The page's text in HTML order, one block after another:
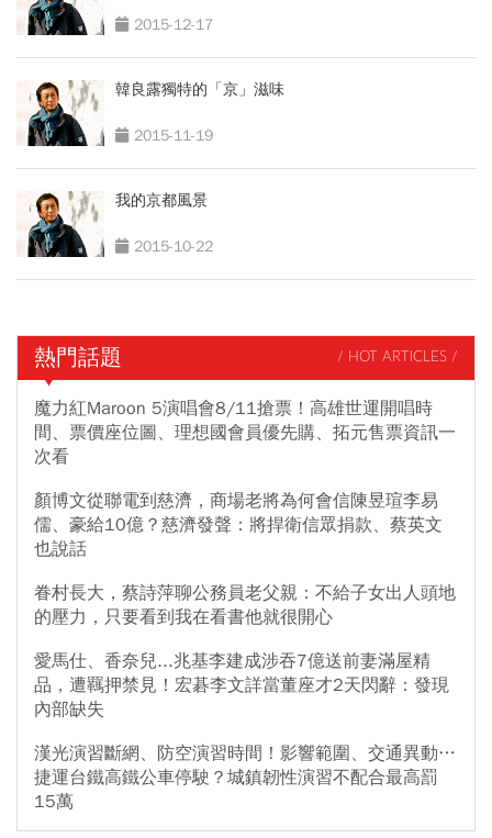
2015-12-17
韓良露獨特的「京」滋味
2015-11-19
我的京都風景
2015-10-22
熱門話題 / HOT ARTICLES /
魔力紅Maroon 5演唱會8/11搶票！高雄世運開唱時
間、票價座位圖、理想國會員優先購、拓元售票資訊一
次看
顏博文從聯電到慈濟，商場老將為何會信陳昱瑄李易
儒、豪給10億？慈濟發聲：將捍衛信眾捐款、蔡英文
也說話
眷村長大，蔡詩萍聊公務員老父親：不給子女出人頭地
的壓力，只要看到我在看書他就很開心
愛馬仕、香奈兒...兆基李建成涉吞7億送前妻滿屋精
品，遭羈押禁見！宏碁李文詳當董座才2天閃辭：發現
內部缺失
漢光演習斷網、防空演習時間！影響範圍、交通異動…
捷運台鐵高鐵公車停駛？城鎮韌性演習不配合最高罰
15萬